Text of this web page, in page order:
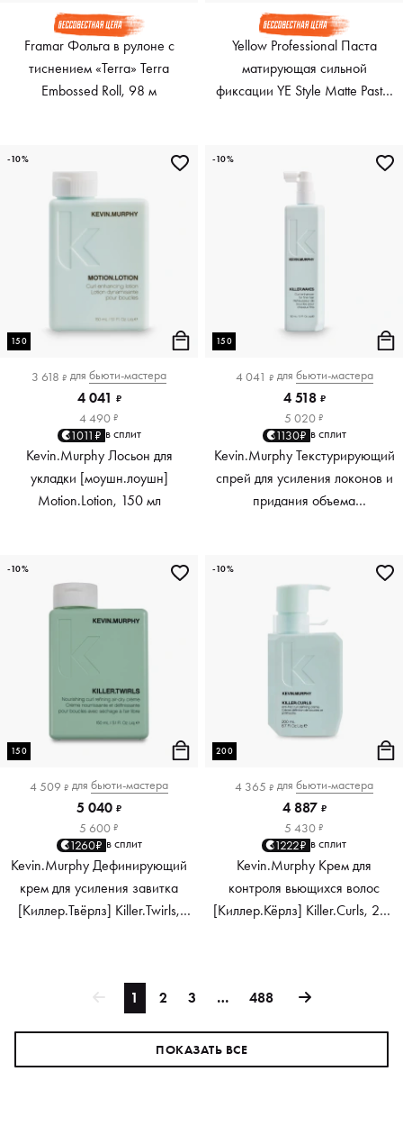
Framar Фольга в рулоне с
тиснением «Terra» Terra
Embossed Roll, 98 м
Yellow Professional Паста
матирующая сильной
фиксации YE Style Matte Paste,
150
3 618 ₽ для бьюти-мастера
4 041 ₽
4 490 ₽
1011₽ в сплит
Kevin.Murphy Лосьон для
укладки [моушн.лоушн]
Motion.Lotion, 150 мл
-10%
150
4 041 ₽ для бьюти-мастера
4 518 ₽
5 020 ₽
1130₽ в сплит
Kevin.Murphy Текстурирующий
спрей для усиления локонов и
придания объема
-10%
150
4 509 ₽ для бьюти-мастера
5 040 ₽
5 600 ₽
1260₽ в сплит
Kevin.Murphy Дефинирующий
крем для усиления завитка
[Киллер.Твёрлз] Killer.Twirls,
-10%
200
4 365 ₽ для бьюти-мастера
4 887 ₽
5 430 ₽
1222₽ в сплит
Kevin.Murphy Крем для
контроля вьющихся волос
[Киллер.Кёрлз] Killer.Curls, 200
-10%
1 2 3 … 488
ПОКАЗАТЬ ВСЕ